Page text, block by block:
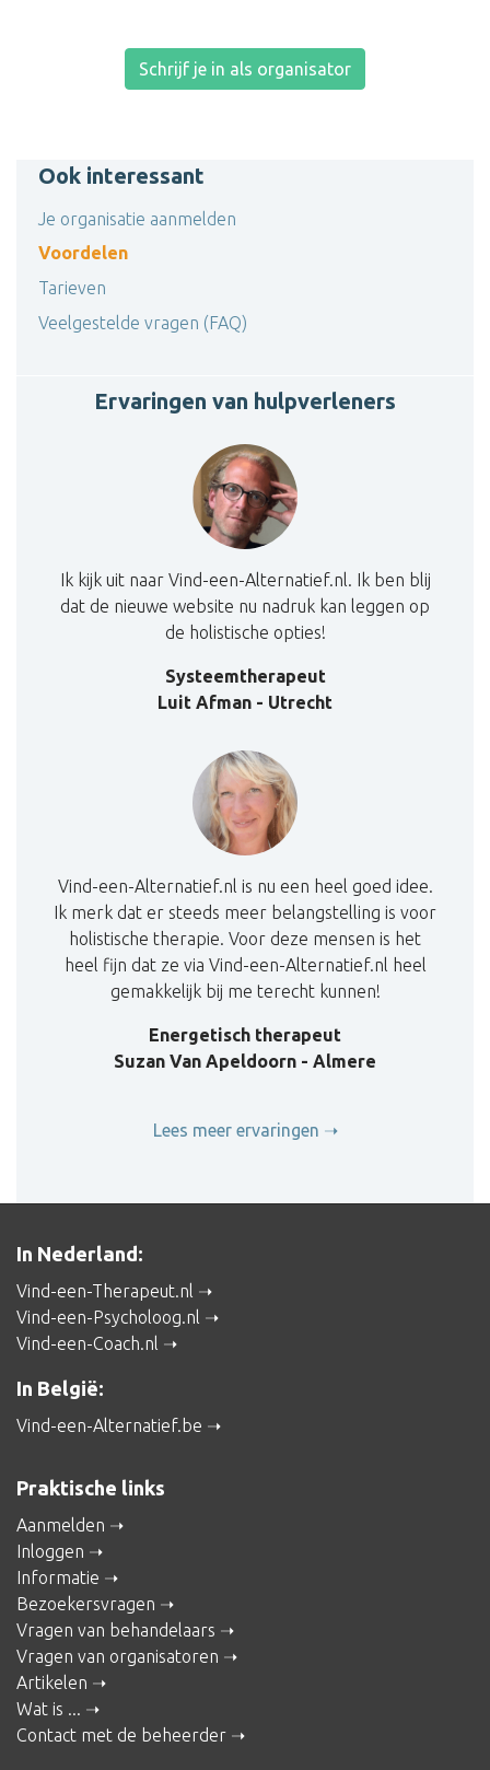
Schrijf je in als organisator
Ook interessant
Je organisatie aanmelden
Voordelen
Tarieven
Veelgestelde vragen (FAQ)
Ervaringen van hulpverleners
Ik kijk uit naar Vind-een-Alternatief.nl. Ik ben blij
dat de nieuwe website nu nadruk kan leggen op
de holistische opties!
Systeemtherapeut
Luit Afman - Utrecht
Vind-een-Alternatief.nl is nu een heel goed idee.
Ik merk dat er steeds meer belangstelling is voor
holistische therapie. Voor deze mensen is het
heel fijn dat ze via Vind-een-Alternatief.nl heel
gemakkelijk bij me terecht kunnen!
Energetisch therapeut
Suzan Van Apeldoorn - Almere
Lees meer ervaringen
In Nederland:
Vind-een-Therapeut.nl
Vind-een-Psycholoog.nl
Vind-een-Coach.nl
In België:
Vind-een-Alternatief.be
Praktische links
Aanmelden
Inloggen
Informatie
Bezoekersvragen
Vragen van behandelaars
Vragen van organisatoren
Artikelen
Wat is ...
Contact met de beheerder